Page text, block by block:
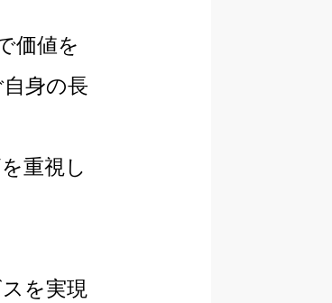
価値を
身の長
重視し
を実現